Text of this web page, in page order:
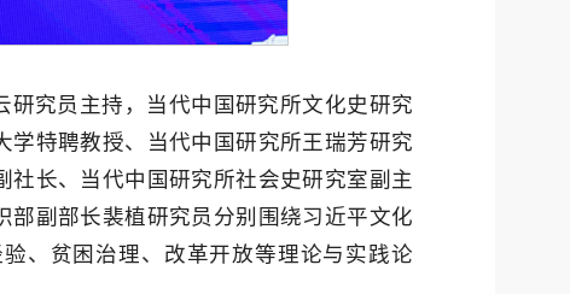
究员主持，当代中国研究所文化史研究
特聘教授、当代中国研究所王瑞芳研究
长、当代中国研究所社会史研究室副主
副部长裴植研究员分别围绕习近平文化
、贫困治理、改革开放等理论与实践论